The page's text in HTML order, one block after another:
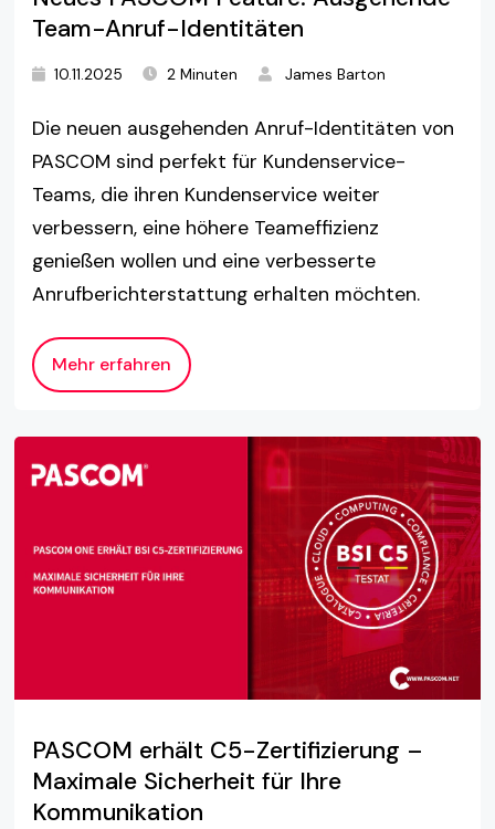
Team-Anruf-Identitäten
10.11.2025 2 Minuten James Barton
Die neuen ausgehenden Anruf-Identitäten von
PASCOM sind perfekt für Kundenservice-
Teams, die ihren Kundenservice weiter
verbessern, eine höhere Teameffizienz
genießen wollen und eine verbesserte
Anrufberichterstattung erhalten möchten.
Mehr erfahren
PASCOM erhält C5-Zertifizierung –
Maximale Sicherheit für Ihre
Kommunikation